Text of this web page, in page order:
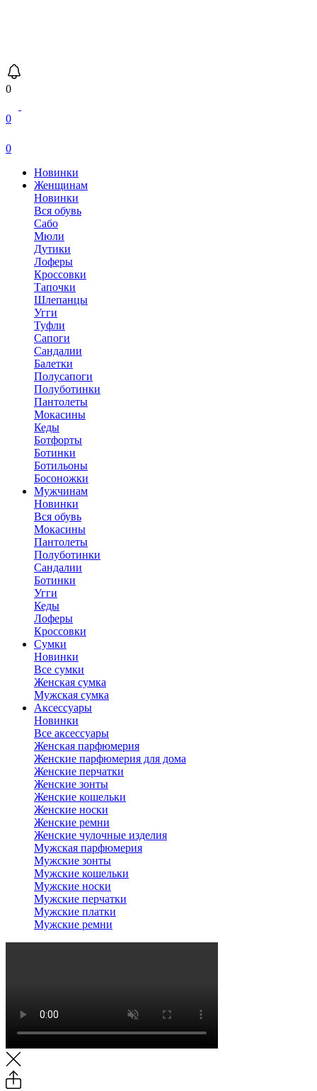
0
0
0
Новинки
Женщинам
Новинки
Вся обувь
Сабо
Мюли
Дутики
Лоферы
Кроссовки
Тапочки
Шлепанцы
Угги
Туфли
Сапоги
Сандалии
Балетки
Полусапоги
Полуботинки
Пантолеты
Мокасины
Кеды
Ботфорты
Ботинки
Ботильоны
Босоножки
Мужчинам
Новинки
Вся обувь
Мокасины
Пантолеты
Полуботинки
Сандалии
Ботинки
Угги
Кеды
Лоферы
Кроссовки
Сумки
Новинки
Все сумки
Женская сумка
Мужская сумка
Аксессуары
Новинки
Все аксессуары
Женская парфюмерия
Женские парфюмерия для дома
Женские перчатки
Женские зонты
Женские кошельки
Женские носки
Женские ремни
Женские чулочные изделия
Мужская парфюмерия
Мужские зонты
Мужские кошельки
Мужские носки
Мужские перчатки
Мужские платки
Мужские ремни